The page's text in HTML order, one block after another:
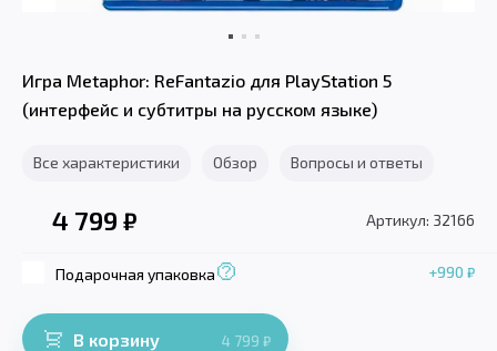
Игра Metaphor: ReFantazio для PlayStation 5
(интерфейс и субтитры на русском языке)
Все характеристики Обзор Вопросы и ответы
4 799 ₽ Артикул: 32166
Подарочная упаковка +990 ₽
В корзину 4 799 ₽